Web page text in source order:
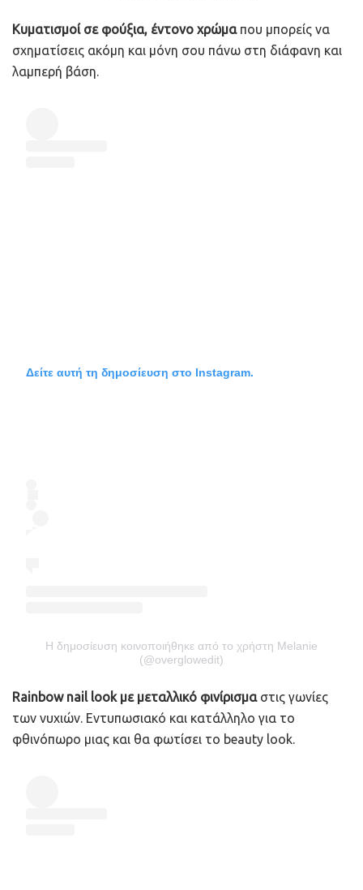
Κυματισμοί σε φούξια, έντονο χρώμαπου μπορείς να
σχηματίσεις ακόμη και μόνη σου πάνω στη διάφανη και
λαμπερή βάση.
Δείτε αυτή τη δημοσίευση στο Instagram.
Η δημοσίευση κοινοποιήθηκε από το χρήστη Melanie
(@overglowedit)
Rainbow nail look με μεταλλικό φινίρισμαστις γωνίες
των νυχιών. Εντυπωσιακό και κατάλληλο για το
φθινόπωρο μιας και θα φωτίσει το beauty look.